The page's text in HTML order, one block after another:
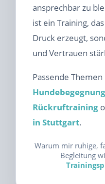
ansprechbar zu
ist ein Training,
Druck erzeugt,
und Vertrauen
Passende
Rückruftraining
in Stuttgart.
Warum mir ruhige,
Begleitung